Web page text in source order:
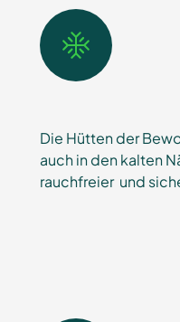
Die Hütten der
auch in den kalten
rauchfreier und